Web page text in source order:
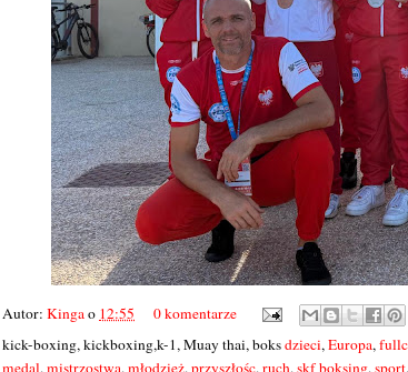
Autor: Kingao 12:55
0 komentarze
kick-boxing, kickboxing,k-1, Muay thai, boksdzieci,Europa,
medal,mistrzostwa,młodzież,przyszłośc,ruch,skf boksing,sport,